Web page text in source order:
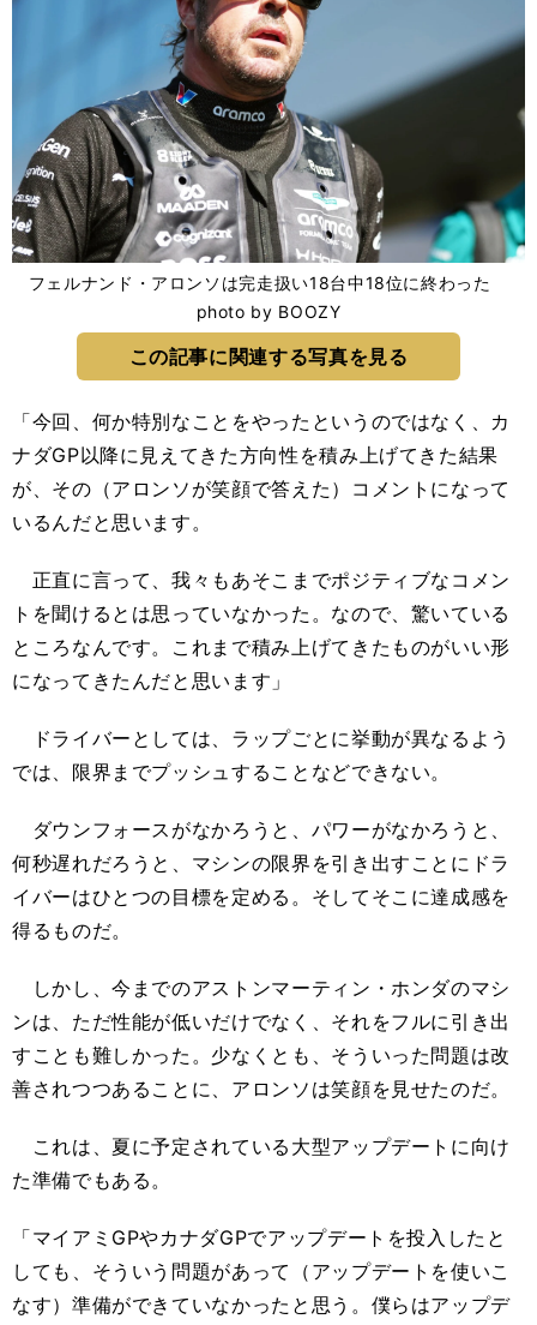
フェルナンド・アロンソは完走扱い18台中18位に終わった
photo by BOOZY
この記事に関連する写真を見る
「今回、何か特別なことをやったというのではなく、カ
ナダGP以降に見えてきた方向性を積み上げてきた結果
が、その（アロンソが笑顔で答えた）コメントになって
いるんだと思います。
正直に言って、我々もあそこまでポジティブなコメン
トを聞けるとは思っていなかった。なので、驚いている
ところなんです。これまで積み上げてきたものがいい形
になってきたんだと思います」
ドライバーとしては、ラップごとに挙動が異なるよう
では、限界までプッシュすることなどできない。
ダウンフォースがなかろうと、パワーがなかろうと、
何秒遅れだろうと、マシンの限界を引き出すことにドラ
イバーはひとつの目標を定める。そしてそこに達成感を
得るものだ。
しかし、今までのアストンマーティン・ホンダのマシ
ンは、ただ性能が低いだけでなく、それをフルに引き出
すことも難しかった。少なくとも、そういった問題は改
善されつつあることに、アロンソは笑顔を見せたのだ。
これは、夏に予定されている大型アップデートに向け
た準備でもある。
「マイアミGPやカナダGPでアップデートを投入したと
しても、そういう問題があって（アップデートを使いこ
なす）準備ができていなかったと思う。僕らはアップデ